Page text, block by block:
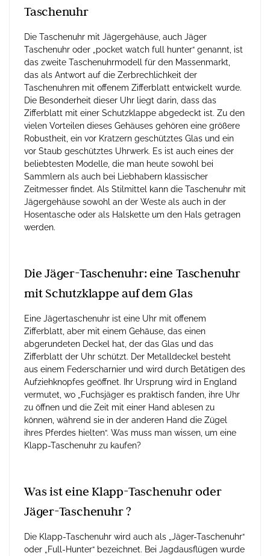
Taschenuhr
Die Taschenuhr mit Jägergehäuse, auch Jäger
Taschenuhr oder „pocket watch full hunter“ genannt, ist
das zweite Taschenuhrmodell für den Massenmarkt,
das als Antwort auf die Zerbrechlichkeit der
Taschenuhren mit offenem Zifferblatt entwickelt wurde.
Die Besonderheit dieser Uhr liegt darin, dass das
Zifferblatt mit einer Schutzklappe abgedeckt ist. Zu den
vielen Vorteilen dieses Gehäuses gehören eine größere
Robustheit, ein vor Kratzern geschütztes Glas und ein
vor Staub geschütztes Uhrwerk. Es ist auch eines der
beliebtesten Modelle, die man heute sowohl bei
Sammlern als auch bei Liebhabern klassischer
Zeitmesser findet. Als Stilmittel kann die Taschenuhr mit
Jägergehäuse sowohl an der Weste als auch in der
Hosentasche oder als Halskette um den Hals getragen
werden.
Die Jäger-Taschenuhr: eine Taschenuhr
mit Schutzklappe auf dem Glas
Eine Jägertaschenuhr ist eine Uhr mit offenem
Zifferblatt, aber mit einem Gehäuse, das einen
abgerundeten Deckel hat, der das Glas und das
Zifferblatt der Uhr schützt. Der Metalldeckel besteht
aus einem Federscharnier und wird durch Betätigen des
Aufziehknopfes geöffnet. Ihr Ursprung wird in England
vermutet, wo „Fuchsjäger es praktisch fanden, ihre Uhr
zu öffnen und die Zeit mit einer Hand ablesen zu
können, während sie in der anderen Hand die Zügel
ihres Pferdes hielten“. Was muss man wissen, um eine
Klapp-Taschenuhr zu kaufen?
Was ist eine Klapp-Taschenuhr oder
Jäger-Taschenuhr ?
Die Klapp-Taschenuhr wird auch als „Jäger-Taschenuhr“
oder „Full-Hunter“ bezeichnet. Bei Jagdausflügen wurde